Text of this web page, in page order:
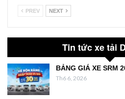
PREV NEXT
Tin tức xe tải
BẢNG GIÁ XE SRM
Th6 6, 2026